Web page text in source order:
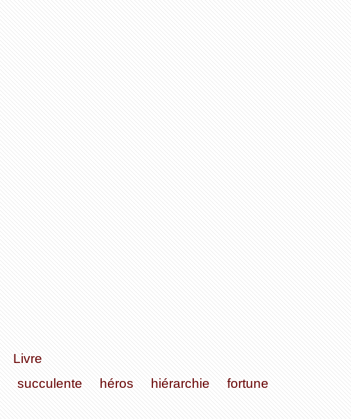
Livre
succulente héros hiérarchie fortune